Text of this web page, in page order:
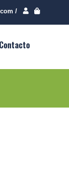
/
Contacto